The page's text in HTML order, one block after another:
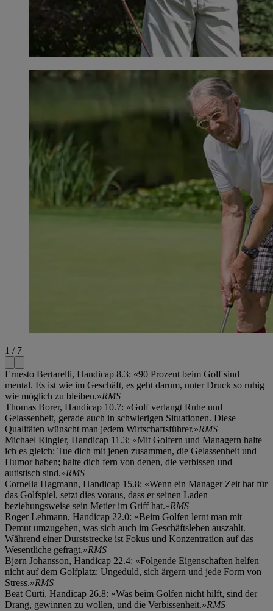
1 / 7
Ernesto Bertarelli, Handicap 8.3: «90 Prozent beim Golf sind
mental. Es ist wie im Geschäft, es geht darum, unter Druck so ruhig
wie möglich zu bleiben.»RMS
Thomas Borer, Handicap 10.7: «Golf verlangt Ruhe und
Gelassenheit, gerade auch in schwierigen Situationen. Diese
Qualitäten wünscht man jedem Wirtschaftsführer.»RMS
Michael Ringier, Handicap 11.3: «Mit Golfern und Managern halte
ich es gleich: Tue dich mit jenen zusammen, die Gelassenheit und
Humor haben; halte dich fern von denen, die verbissen und
autistisch sind.»RMS
Cornelia Hagmann, Handicap 15.8: «Wenn ein Manager Zeit hat für
das Golfspiel, setzt dies voraus, dass er seinen Laden
beziehungsweise sein Metier im Griff hat.»RMS
Roger Lehmann, Handicap 22.0: «Beim Golfen lernt man mit
Demut umzugehen, was sich auch im Geschäftsleben auszahlt.
Während einer Durststrecke ist Fokus und Konzentration auf das
Wesentliche gefragt.»RMS
Bjørn Johansson, Handicap 22.4: «Folgende Eigenschaften helfen
nicht auf dem Golfplatz: Ungeduld, sich ärgern und jede Form von
Stress.»RMS
Beat Curti, Handicap 26.8: «Was beim Golfen nicht hilft, sind der
Drang, gewinnen zu wollen, und die Verbissenheit.»RMS